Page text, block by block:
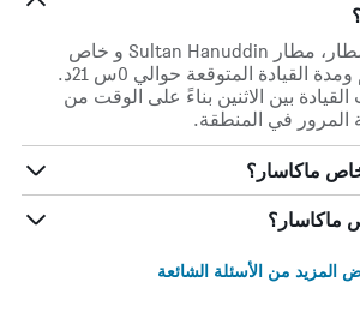
المسافة بين أقرب مطار، مطار Sultan Hanuddin و خاص
ماكاسار هي 27.8 كم ومدة القيادة المتوقعة حوالي 0س 21د.
بين الاثنين بناءً على الوقت من
المرور في المنطقة.
ماكاسار؟
ماكاسار؟
المزيد من الأسئلة الشائعة